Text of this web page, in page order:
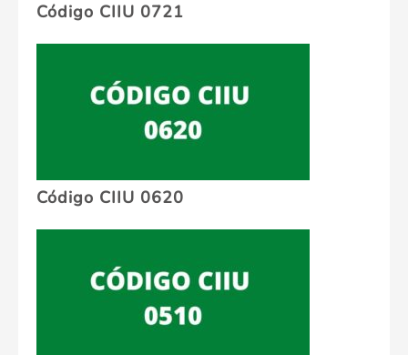
Código CIIU 0721
Código CIIU 0620